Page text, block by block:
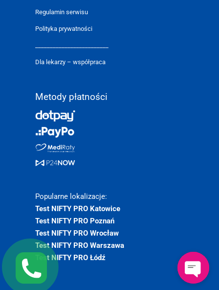
Regulamin serwisu
Polityka prywatności
Dla lekarzy – współpraca
Metody płatności
Popularne lokalizacje:
Test NIFTY PRO Katowice
Test NIFTY PRO Poznań
Test NIFTY PRO Wrocław
Test NIFTY PRO Warszawa
Test NIFTY PRO Łódź